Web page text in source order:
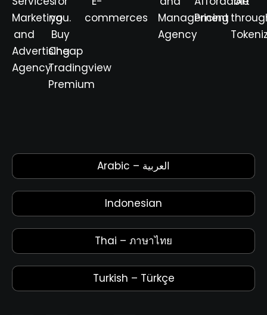
Marketing
and
Advertising
Agency
you.
Buy
Cheap
Tradingview
Premium
commerces
Management
Agency
Pricing
Arabic – العربية
Indonesian
Thai – ภาษาไทย
Turkish – Türkçe